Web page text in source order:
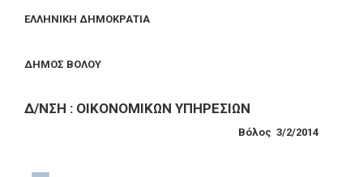
ΕΛΛΗΝΙΚΗ ΔΗΜΟΚΡΑΤΙΑ
ΔΗΜΟΣ ΒΟΛΟΥ
Δ/ΝΣΗ : ΟΙΚΟΝΟΜΙΚΩΝ ΥΠΗΡΕΣΙΩΝ
Βόλος 3/2/2014